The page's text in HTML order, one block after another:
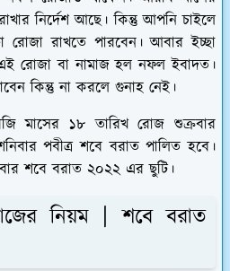
নির্দেশ আছে। কিন্তু আপনি চাইলে
রোজা রাখতে পারবেন। আবার ইচ্ছা
রোজা বা নামাজ হল নফল ইবাদত।
কিন্তু না করলে গুনাহ নেই।
মাসের ১৮ তারিখ রোজ শুক্রবার
পবীত্র শবে বরাত পালিত হবে।
শবে বরাত ২০২২ এর ছুটি।
নিয়ম | শবে বরাত